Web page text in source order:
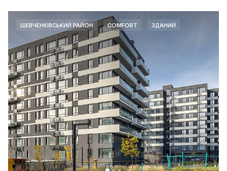
ШЕВЧЕНКІВСЬКИЙ РАЙОН COMFORT ЗДАНИЙ